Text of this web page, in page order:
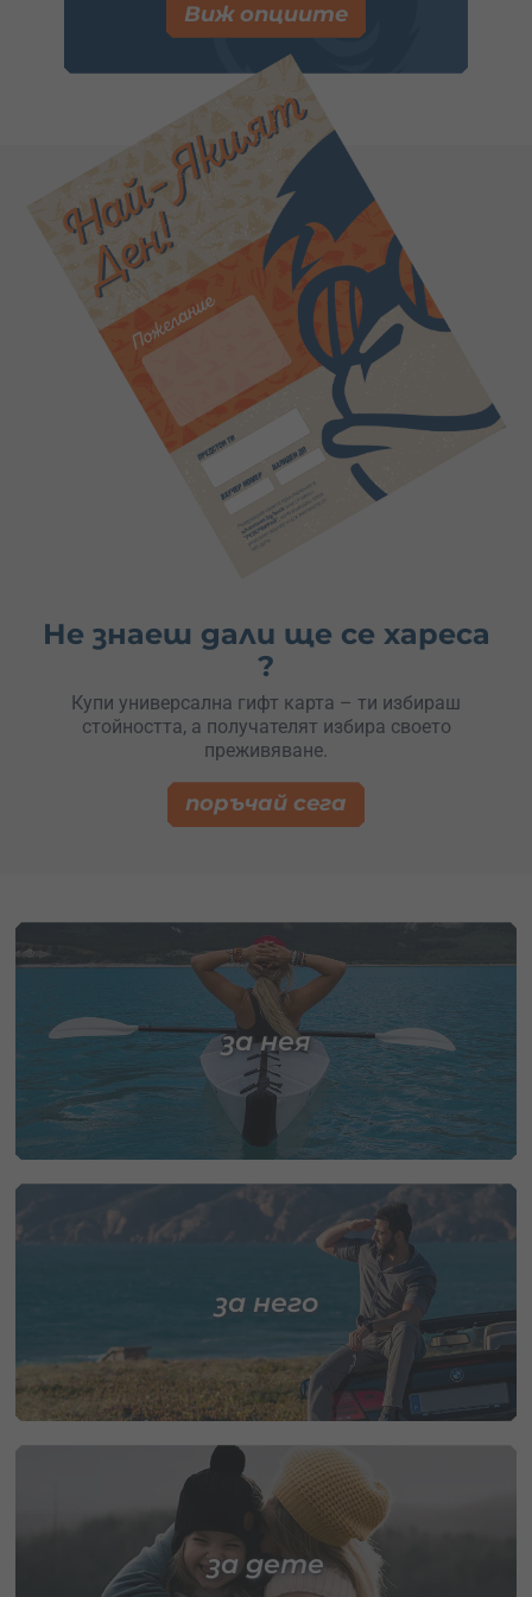
Виж опциите
Не знаеш дали ще се хареса
?
Купи универсална гифт карта – ти избираш
стойността, а получателят избира своето
преживяване.
поръчай сега
за нея
за него
за дете